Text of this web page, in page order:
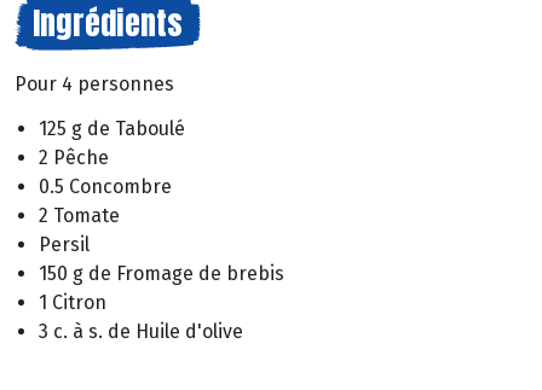
Ingrédients
Pour 4 personnes
125 g de Taboulé
2 Pêche
0.5 Concombre
2 Tomate
Persil
150 g de Fromage de brebis
1 Citron
3 c. à s. de Huile d'olive